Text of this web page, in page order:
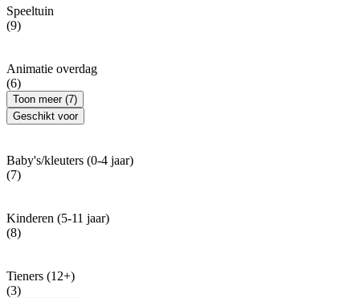
Speeltuin
(9)
Animatie overdag
(6)
Toon meer (7)
Geschikt voor
Baby's/kleuters (0-4 jaar)
(7)
Kinderen (5-11 jaar)
(8)
Tieners (12+)
(3)